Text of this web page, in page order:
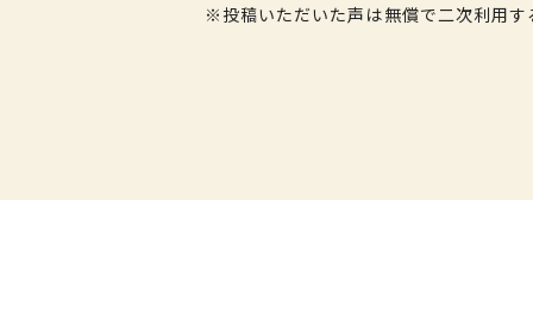
※投稿いただいた声は無償で二次利用す